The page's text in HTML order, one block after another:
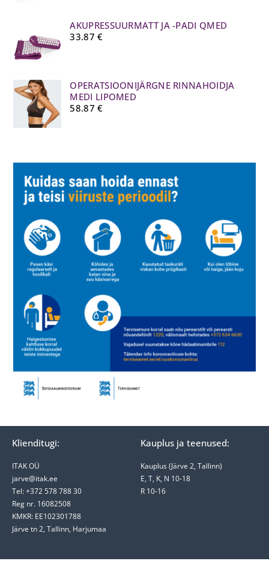
AKUPRESSUURMATT JA -PADI QMED
33.87€
OPERATSIOONIJÄRGNE RINNAHOIDJA
MEDI LIPOMED
58.87€
Klienditugi:
ITAK OÜ
jarve@itak.ee
Tel: +372 578 788 30
Reg nr. 16082508
KMKR: EE102301788
Järve tn 2, Tallinn, Harjumaa
Kauplus ja teenused:
Kauplus (Järve 2, Tallinn)
E, T, K, N 10-18
R 10-16